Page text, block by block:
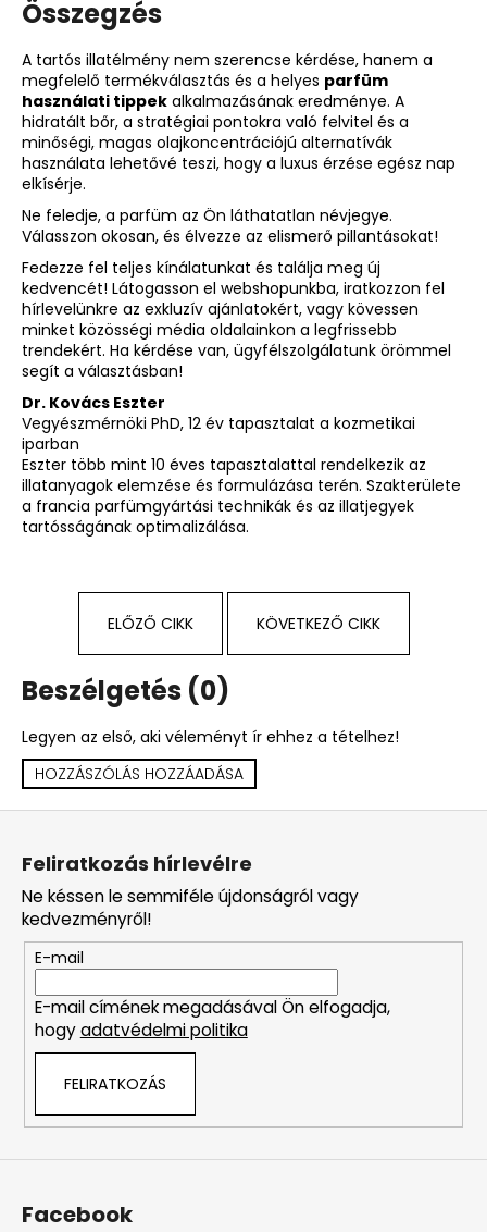
Összegzés
A tartós illatélmény nem szerencse kérdése, hanem a
megfelelő termékválasztás és a helyes parfüm
használati tippek alkalmazásának eredménye. A
hidratált bőr, a stratégiai pontokra való felvitel és a
minőségi, magas olajkoncentrációjú alternatívák
használata lehetővé teszi, hogy a luxus érzése egész nap
elkísérje.
Ne feledje, a parfüm az Ön láthatatlan névjegye.
Válasszon okosan, és élvezze az elismerő pillantásokat!
Fedezze fel teljes kínálatunkat és találja meg új
kedvencét! Látogasson el webshopunkba, iratkozzon fel
hírlevelünkre az exkluzív ajánlatokért, vagy kövessen
minket közösségi média oldalainkon a legfrissebb
trendekért. Ha kérdése van, ügyfélszolgálatunk örömmel
segít a választásban!
Dr. Kovács Eszter
Vegyészmérnöki PhD, 12 év tapasztalat a kozmetikai
iparban
Eszter több mint 10 éves tapasztalattal rendelkezik az
illatanyagok elemzése és formulázása terén. Szakterülete
a francia parfümgyártási technikák és az illatjegyek
tartósságának optimalizálása.
ELŐZŐ CIKK KÖVETKEZŐ CIKK
Beszélgetés (0)
Legyen az első, aki véleményt ír ehhez a tételhez!
HOZZÁSZÓLÁS HOZZÁADÁSA
L
Feliratkozás hírlevélre
Ne késsen le semmiféle újdonságról vagy
kedvezményről!
E-mail
E-mail címének megadásával Ön elfogadja,
hogyadatvédelmi politika
FELIRATKOZÁS
Facebook